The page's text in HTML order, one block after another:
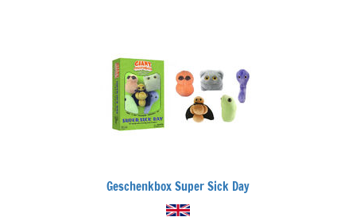
Geschenkbox Super Sick Day